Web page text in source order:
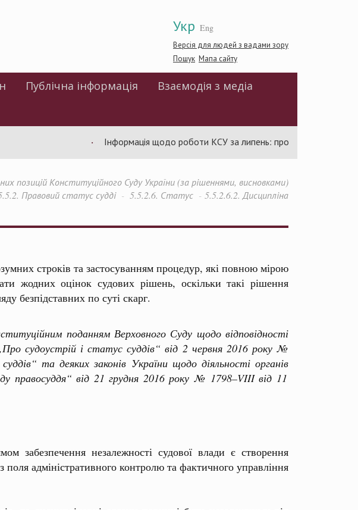
Укр Eng
Версія для людей з вадами зору
Пошук Мапа сайту
Публічна інформація
Взаємодія з медіа
Інформація щодо роботи КСУ за липень: проведено 94
позицій Конституційного Суду України (за рішеннями, висновками)
Правовий статус судді 5.5.2.6. Статус 5.5.2.6.2. Дисципліна
строків та застосуванням процедур, які повною мірою
жодних оцінок судових рішень, оскільки такі рішення
безпідставних по суті скарг.
поданнямВерховногоСуду щодовідповідності
судоустрій і статус суддів“ від 2 червня2016 року№
суддів“ тадеяких законів Українищододіяльностіорганів
правосуддя“ від 21 грудня 2016 року № 1798–VIII від 11
незалежності судової влади є створення
поля адміністративного контролю та фактичного управління